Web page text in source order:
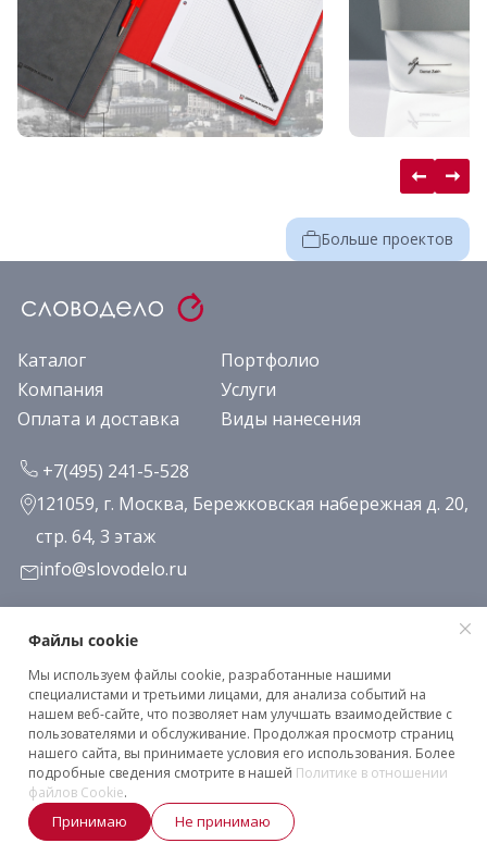
Больше проектов
Каталог
Портфолио
Компания
Услуги
Оплата и доставка
Виды нанесения
+7(495) 241-5-528
121059, г. Москва, Бережковская набережная д. 20,
стр. 64, 3 этаж
info@slovodelo.ru
Заказать звонок
Подписаться на рассылку
Клиентское соглашение
Политика конфиденциальности
2026 © «Словодело». Все права защищены
Файлы cookie
Мы используем файлы cookie, разработанные нашими
специалистами и третьими лицами, для анализа событий на
нашем веб-сайте, что позволяет нам улучшать взаимодействие с
пользователями и обслуживание. Продолжая просмотр страниц
нашего сайта, вы принимаете условия его использования. Более
подробные сведения смотрите в нашей Политике в отношении
файлов Cookie.
Принимаю Не принимаю